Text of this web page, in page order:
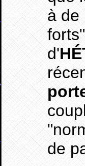
à de
d'
de